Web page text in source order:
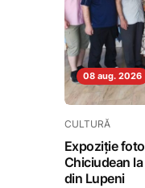
08 aug. 2026
CULTURĂ
Expoziție
Chiciudean
din Lupeni